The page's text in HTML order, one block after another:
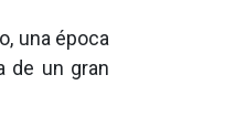
una época
de un gran